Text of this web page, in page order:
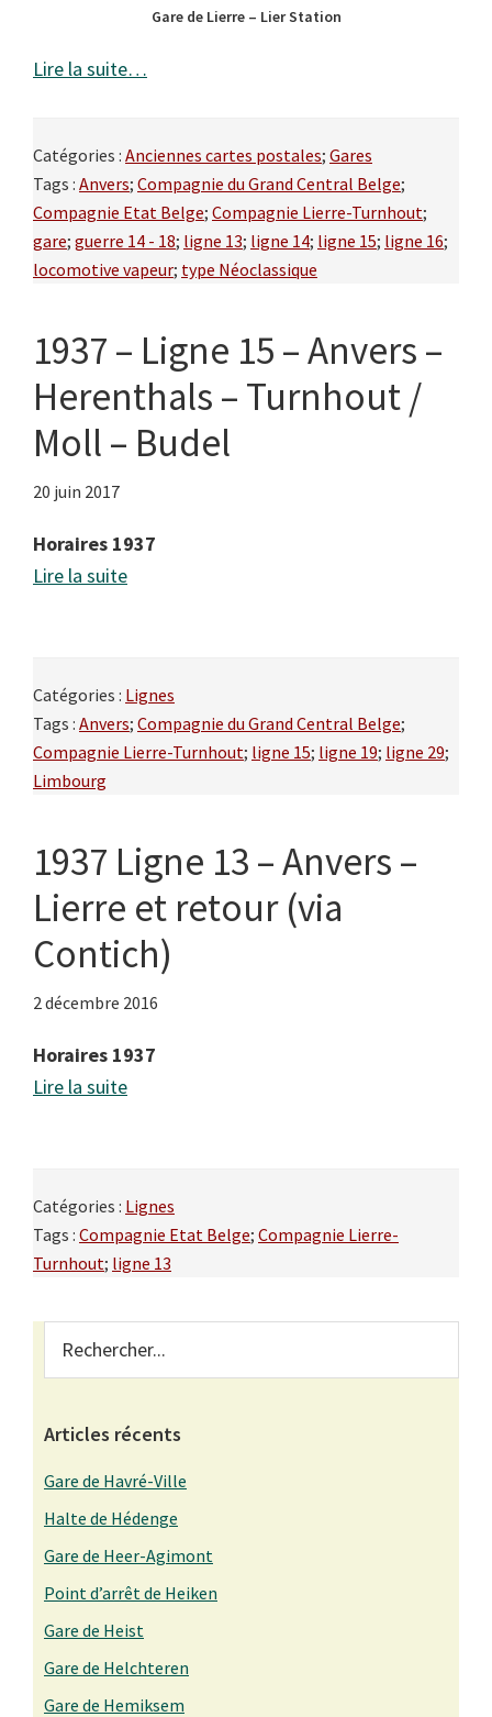
Gare de Lierre – Lier Station
Lire la suite…
Catégories : Anciennes cartes postales; Gares
Tags : Anvers; Compagnie du Grand Central Belge;
Compagnie Etat Belge; Compagnie Lierre-Turnhout;
gare; guerre 14 - 18; ligne 13; ligne 14; ligne 15; ligne 16;
locomotive vapeur; type Néoclassique
1937 – Ligne 15 – Anvers –
Herenthals – Turnhout /
Moll – Budel
20 juin 2017
Horaires 1937
Lire la suite
Catégories : Lignes
Tags : Anvers; Compagnie du Grand Central Belge;
Compagnie Lierre-Turnhout; ligne 15; ligne 19; ligne 29;
Limbourg
1937 Ligne 13 – Anvers –
Lierre et retour (via
Contich)
2 décembre 2016
Horaires 1937
Lire la suite
Catégories : Lignes
Tags : Compagnie Etat Belge; Compagnie Lierre-
Turnhout; ligne 13
Primary
Sidebar
Articles récents
Gare de Havré-Ville
Halte de Hédenge
Gare de Heer-Agimont
Point d’arrêt de Heiken
Gare de Heist
Gare de Helchteren
Gare de Hemiksem